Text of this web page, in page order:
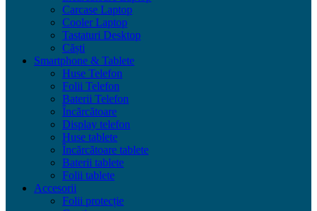
Carcase Laptop
Cooler Laptop
Tastaturi Desktop
Căști
Smartphone & Tablete
Huse Telefon
Folii Telefon
Baterii Telefon
Încărcătoare
Display telefon
Huse tablete
Încărcătoare tablete
Baterii tablete
Folii tablete
Accesorii
Folii protecție